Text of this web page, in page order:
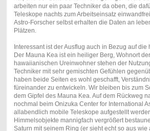
arbeiten nur ein paar Techniker da oben, die
Teleskope nachts zum Arbeitseinsatz
Astro-Forscher selbst erhalten die Daten an
Plätzen.
Interessant ist der Ausflug auch in Bezug auf
Der Mauna Kea ist ein heiliger Berg, Wohnort
hawaiianischen Ureinwohner stehen der
Techniker mit sehr gemischten Gefühlen
haben beide Seiten es wohl geschafft,
füreinander zu entwickeln. Wir bleiben bis zum
dem Gipfel des Mauna Kea. Auf dem Rückweg
nochmal beim Onizuka Center for International
allabendlich mobile Teleskope aufgestellt
Himmelsobjekte mannigfach vergrößert
Saturn mit seinem Ring (er sieht echt so aus wie